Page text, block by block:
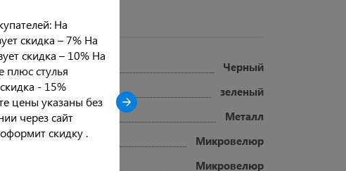
Черный
зеленый
Металл
Микровелюр
Микровелюр
На
скидка – 7% На
скидка – 10% На
плюс стулья
- 15%
цены указаны без
через сайт
скидку .